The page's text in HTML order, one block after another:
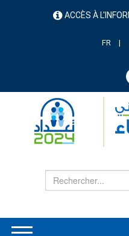
menu ACCÈS À
FR